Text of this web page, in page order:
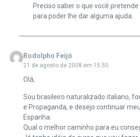
Preciso saber o que você
para poder lhe dar alguma ajuda.
Rodolpho Feijó
21 de agosto de 2008 em 15:55
Olá,
Sou brasileiro naturalizado italiano,
e Propaganda, e desejo continuar
Espanha.
Qual o melhor caminho para eu